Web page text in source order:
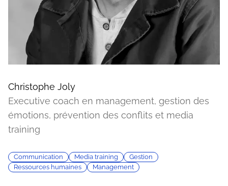
Christophe Joly
Executive coach en management, gestion des
émotions, prévention des conflits et media
training
Communication Media training
Gestion
Ressources humaines
Management